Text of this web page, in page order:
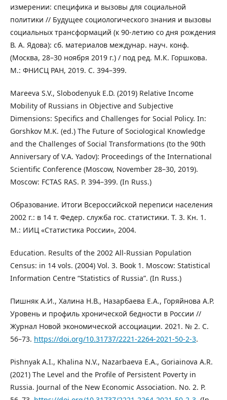
измерении: специфика и вызовы для социальной
политики // Будущее социологического знания и вызовы
социальных трансформаций (к 90-летию со дня рождения
В. А. Ядова): сб. материалов междунар. науч. конф.
(Москва, 28–30 ноября 2019 г.) / под ред. М.К. Горшкова.
М.: ФНИСЦ РАН, 2019. С. 394–399.
Mareeva S.V., Slobodenyuk E.D. (2019) Relative Income
Mobility of Russians in Objective and Subjective
Dimensions: Specifics and Challenges for Social Policy. In:
Gorshkov M.K. (ed.) The Future of Sociological Knowledge
and the Challenges of Social Transformations (to the 90th
Anniversary of V.A. Yadov): Proceedings of the International
Scientific Conference (Moscow, November 28–30, 2019).
Moscow: FCTAS RAS. P. 394–399. (In Russ.)
Образование. Итоги Всероссийской переписи населения
2002 г.: в 14 т. Федер. служба гос. статистики. Т. 3. Кн. 1.
М.: ИИЦ «Статистика России», 2004.
Education. Results of the 2002 All-Russian Population
Census: in 14 vols. (2004) Vol. 3. Book 1. Moscow: Statistical
Information Centre “Statistics of Russia”. (In Russ.)
Пишняк А.И., Халина Н.В., Назарбаева Е.А., Горяйнова А.Р.
Уровень и профиль хронической бедности в России //
Журнал Новой экономической ассоциации. 2021. № 2. С.
56–73. https://doi.org/10.31737/2221-2264-2021-50-2-3.
Pishnyak A.I., Khalina N.V., Nazarbaeva E.A., Goriainova A.R.
(2021) The Level and the Profile of Persistent Poverty in
Russia. Journal of the New Economic Association. No. 2. P.